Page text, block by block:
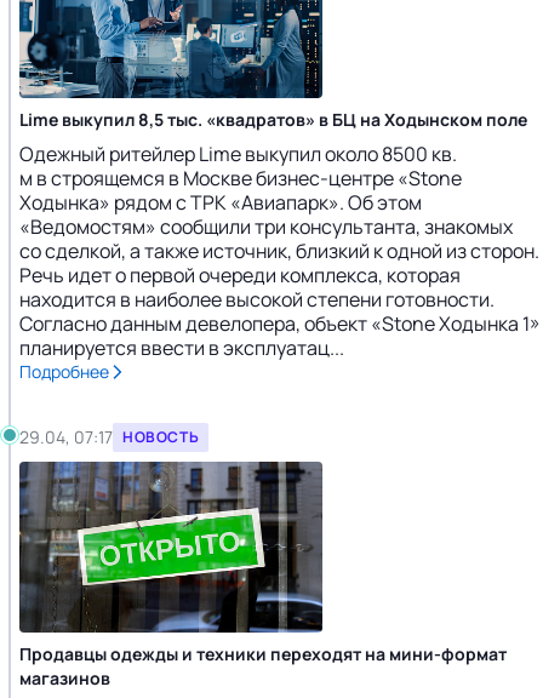
Lime выкупил 8,5 тыс. «квадратов» в БЦ на Ходынском поле
Одежный ритейлер Lime выкупил около 8500 кв.
м в строящемся в Москве бизнес-центре «Stone
Ходынка» рядом с ТРК «Авиапарк». Об этом
«Ведомостям» сообщили три консультанта, знакомых
со сделкой, а также источник, близкий к одной из сторон.
Речь идет о первой очереди комплекса, которая
находится в наиболее высокой степени готовности.
Согласно данным девелопера, объект «Stone Ходынка 1»
планируется ввести в эксплуатац...
Подробнее
29.04, 07:17 НОВОСТЬ
Продавцы одежды и техники переходят на мини-формат
магазинов